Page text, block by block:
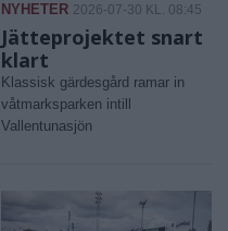
NYHETER 2026-07-30 KL. 08:45
Jätteprojektet snart
klart
Klassisk gärdesgård ramar in
våtmarksparken intill
Vallentunasjön